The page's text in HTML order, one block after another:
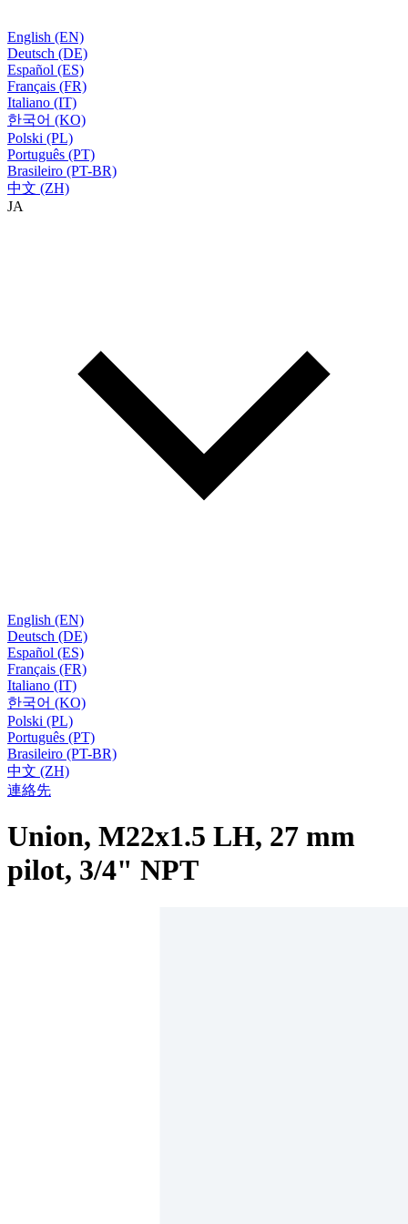
English (EN)
Deutsch (DE)
Español (ES)
Français (FR)
Italiano (IT)
한국어 (KO)
Polski (PL)
Português (PT)
Brasileiro (PT-BR)
中文 (ZH)
JA
English (EN)
Deutsch (DE)
Español (ES)
Français (FR)
Italiano (IT)
한국어 (KO)
Polski (PL)
Português (PT)
Brasileiro (PT-BR)
中文 (ZH)
連絡先
Union, M22x1.5 LH, 27 mm
pilot, 3/4" NPT